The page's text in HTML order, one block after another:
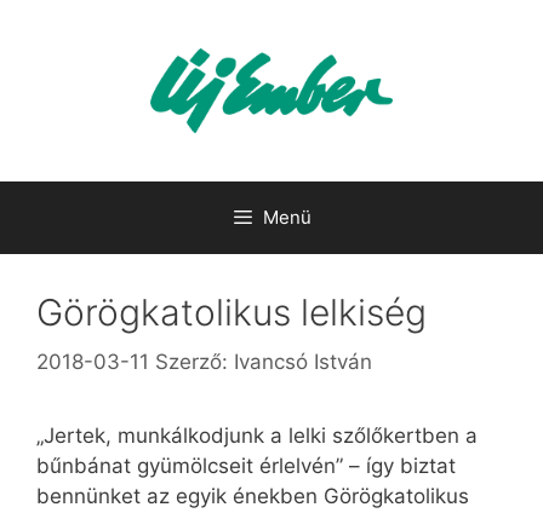
Menü
Görögkatolikus lelkiség
2018-03-11 Szerző: Ivancsó István
„Jertek, munkálkodjunk a lelki szőlőkertben a
bűnbánat gyümölcseit érlelvén” – így biztat
bennünket az egyik énekben Görögkatolikus